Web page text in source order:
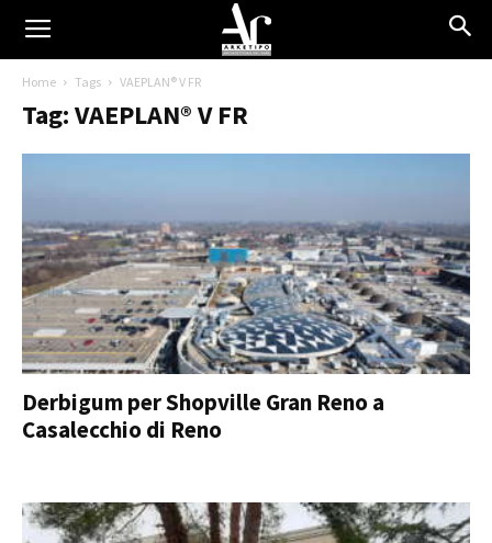
Home Tags VAEPLAN® V FR
Tag: VAEPLAN® V FR
Derbigum per Shopville Gran Reno a
Casalecchio di Reno